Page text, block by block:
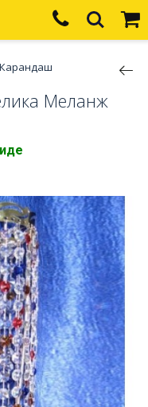
Меланж